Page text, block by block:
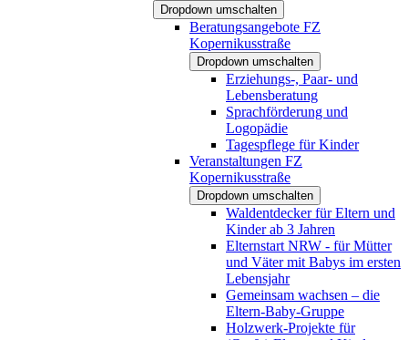
Dropdown umschalten
Beratungsangebote FZ
Kopernikusstraße
Dropdown umschalten
Erziehungs-, Paar- und
Lebensberatung
Sprachförderung und
Logopädie
Tagespflege für Kinder
Veranstaltungen FZ
Kopernikusstraße
Dropdown umschalten
Waldentdecker für Eltern und
Kinder ab 3 Jahren
Elternstart NRW - für Mütter
und Väter mit Babys im ersten
Lebensjahr
Gemeinsam wachsen – die
Eltern-Baby-Gruppe
Holzwerk-Projekte für